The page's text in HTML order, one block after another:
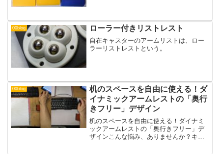
がいいかも。
00blog ローラー付きリストレスト
自在キャスターのアームリストは、ロー
ラーリストレストという。
00blog
机のスペースを自由に使える！ダ
イナミックアームレストの「奥行
きフリー」デザイン
机のスペースを自由に使える！ダイナミ
ックアームレストの「奥行きフリー」デ
ザインこんな悩み、ありませんか？キー